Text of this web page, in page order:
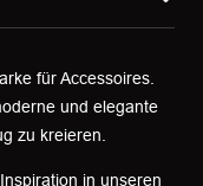
für Accessoires.
und elegante
zu kreieren.
in unseren